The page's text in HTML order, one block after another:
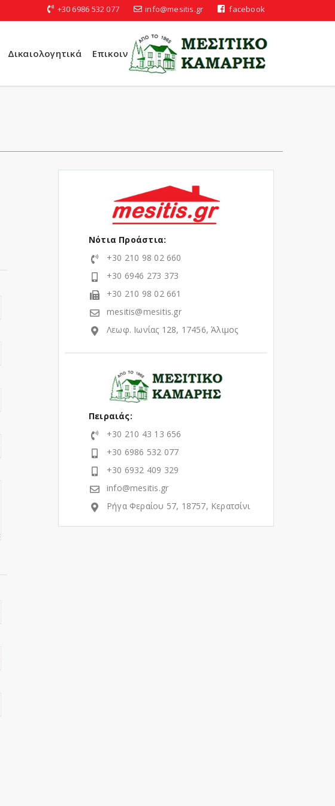
+30 6986 532 077 info@mesitis.gr facebook
Δικαιολογητικά Επικοινωνία
Νότια Προάστια:
+30 210 98 02 660
+30 6946 273 373
+30 210 98 02 661
mesitis@mesitis.gr
Λεωφ. Ιωνίας 128, 17456, Άλιμος
Πειραιάς:
+30 210 43 13 656
+30 6986 532 077
+30 6932 409 329
info@mesitis.gr
Ρήγα Φεραίου 57, 18757, Κερατσίνι